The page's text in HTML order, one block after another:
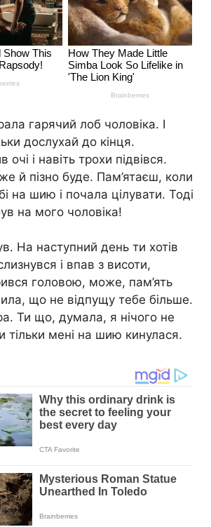
гарячий лоб чоловіка. І
дослухай до кінця.
і навіть трохи підвівся.
й пізно буде. Пам’ятаєш, коли
на шию і почала цілувати. Тоді
на мого чоловіка!
На наступний день ти хотів
і впав з висоти,
головою, може, пам’ять
що не відпущу тебе більше.
Ти що, думала, я нічого не
мені на шию кинулася.